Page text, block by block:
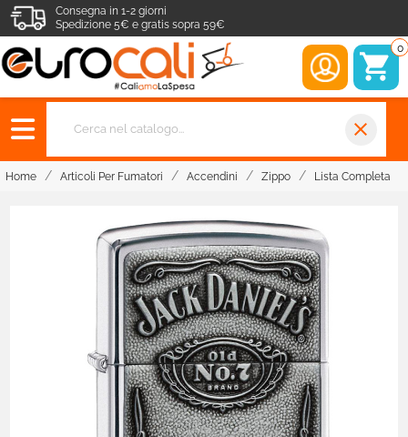
Consegna in 1-2 giorni
Spedizione 5€ e gratis sopra 59€
0
close
Home Articoli Per Fumatori Accendini Zippo Lista Completa